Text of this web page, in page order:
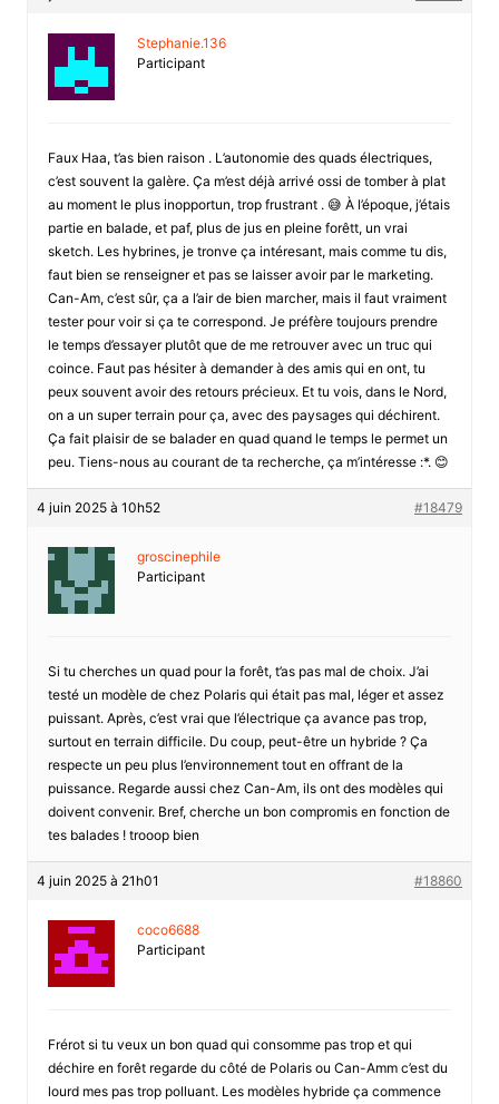
Stephanie.136
Participant
Faux Haa, t’as bien raison . L’autonomie des quads électriques,
c’est souvent la galère. Ça m’est déjà arrivé ossi de tomber à plat
au moment le plus inopportun, trop frustrant . 😅 À l’époque, j’étais
partie en balade, et paf, plus de jus en pleine forêtt, un vrai
sketch. Les hybrines, je tronve ça intéresant, mais comme tu dis,
faut bien se renseigner et pas se laisser avoir par le marketing.
Can-Am, c’est sûr, ça a l’air de bien marcher, mais il faut vraiment
tester pour voir si ça te correspond. Je préfère toujours prendre
le temps d’essayer plutôt que de me retrouver avec un truc qui
coince. Faut pas hésiter à demander à des amis qui en ont, tu
peux souvent avoir des retours précieux. Et tu vois, dans le Nord,
on a un super terrain pour ça, avec des paysages qui déchirent.
Ça fait plaisir de se balader en quad quand le temps le permet un
peu. Tiens-nous au courant de ta recherche, ça m’intéresse :*. 😊
4 juin 2025 à 10h52 #18479
groscinephile
Participant
Si tu cherches un quad pour la forêt, t’as pas mal de choix. J’ai
testé un modèle de chez Polaris qui était pas mal, léger et assez
puissant. Après, c’est vrai que l’électrique ça avance pas trop,
surtout en terrain difficile. Du coup, peut-être un hybride ? Ça
respecte un peu plus l’environnement tout en offrant de la
puissance. Regarde aussi chez Can-Am, ils ont des modèles qui
doivent convenir. Bref, cherche un bon compromis en fonction de
tes balades ! trooop bien
4 juin 2025 à 21h01 #18860
coco6688
Participant
Frérot si tu veux un bon quad qui consomme pas trop et qui
déchire en forêt regarde du côté de Polaris ou Can-Amm c’est du
lourd mes pas trop polluant. Les modèles hybride ça commence